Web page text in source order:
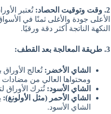
2. وقت وتوقيت الحصاد:
الأعلى جودة والأغلى ثمنًا في
النكهة الناتجة أكثر دقة ورقيًا.
3. طريقة المعالجة بعد القطف:
الشاي الأخضر: تُعالج
ومحتواها العالي من مضادات
الشاي الأسود: تُترك الأوراق
الشاي الأحمر (مثل الأولونغ):
الشاي الأسود.